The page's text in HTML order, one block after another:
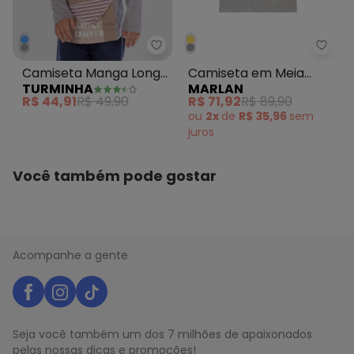
Turminha - Camiseta Manga
Camiseta Manga Longa
Ursinho Menino Cinza
TURMINHA
R$ 44,91R$ 49,90
Camiseta em Meia
Malha Penteada Cinza
MARLAN
R$ 71,92R$ 89,90
ou 2x de R$ 35,96 sem
juros
Você também pode gostar
Acompanhe a gente
Seja você também um dos 7 milhões de apaixonados
pelas nossas dicas e promoções!